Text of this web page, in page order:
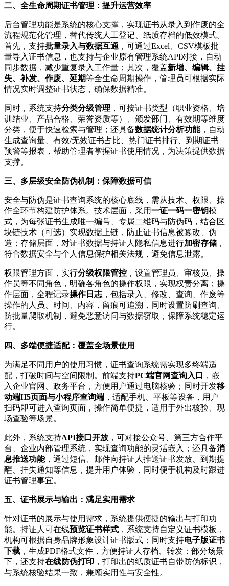
二、全生命周期证书管理：提升运营效率
后台管理功能是系统的核心支撑，实现证书从录入到作废的全
流程规范化管理，替代传统人工登记、纸质存档的低效模式。
首先，支持批量录入与数据互通 ，可通过Excel、CSV模板批
量导入证书信息，也支持与企业原有管理系统API对接，自动
同步数据，减少重复录入工作量；其次，覆盖新增、编辑、挂
失、补发、作废、延期等全生命周期操作，管理员可根据实际
情况实时调整证书状态，确保数据精准。
同时，系统支持分类分级管理 ，可按证书类型（职业资格、培
训结业、产品合格、荣誉资质等）、颁发部门、有效期等维度
分类，便于快速检索与管理；还具备数据统计分析功能，自动
生成查询量、有效/无效证书占比、热门证书排行、到期证书
预警等报表，帮助管理者掌握证书使用情况，为决策提供数据
支撑。
三、多层级安全防伪机制：保障数据可信
安全与防伪是证书查询系统的核心底线，需从技术、权限、操
作全环节构建防护体系。技术层面，采用一证一码一密钥模
式，为每张证书生成唯一编号、专属二维码与防伪码，结合区
块链技术（可选）实现数据上链，防止证书信息被篡改、伪
造；存储层面，对证书数据与持证人隐私信息进行加密存储 ，
符合数据安全与个人信息保护相关法规，避免信息泄露。
权限管理方面，实行分级权限管控 ，设置管理员、审核员、操
作员等不同角色，明确各角色的操作权限，实现权责分离；操
作层面，全程记录操作日志 ，包括录入、修改、查询、作废等
操作的人员、时间、内容，留痕可追溯，同时设置防刷查询、
防批量爬取机制，避免恶意访问与数据窃取，保障系统稳定运
行。
四、多端便捷适配：覆盖全场景使用
为满足不同用户的使用习惯，证书查询系统需实现多终端适
配，打破时间与空间限制。前端支持PC端官网查询入口
，嵌
入企业官网、政务平台，方便用户通过电脑核验；同时开发移
动端H5页面与小程序查询端 ，适配手机、平板等设备，用户
扫码即可进入查询页面，操作简单便捷，适用于外出核验、现
场查验等场景。
此外，系统支持API接口开放 ，可对接公众号、第三方合作平
台、企业内部管理系统，实现查询功能的灵活嵌入；还具备消
息推送功能，通过短信、邮件向持证人推送证书发放、到期提
醒、挂失通知等信息，提升用户体验，同时便于机构及时跟进
证书管理事宜。
五、证书展示与输出：满足实用需求
针对证书的展示与使用需求，系统提供便捷的输出与打印功
能。持证人可在线预览证书样式 ，系统支持自定义证书模板，
机构可根据自身品牌形象设计证书版式；同时支持电子版证书
下载 ，生成PDF格式文件，方便持证人存档、转发；部分场景
下，还支持在线防伪打印 ，打印出的纸质证书自带防伪标识，
与系统核验结果一致，兼顾实用性与安全性。